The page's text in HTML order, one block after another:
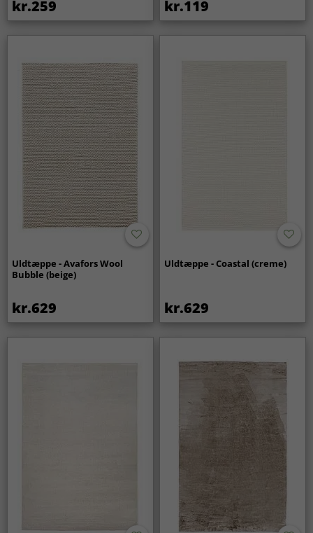
at vi ikke tager ansvar, hvis du benytter en tredjepart til
rengøring af tæppet.
kr.259 kr.119
Uldtæppe - Avafors Wool
Bubble (beige)
kr.629
Uldtæppe - Coastal (creme)
kr.629